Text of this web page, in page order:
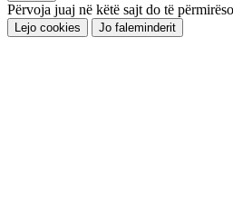
Përvoja juaj në këtë sajt do të
Lejo cookies Jo faleminderit